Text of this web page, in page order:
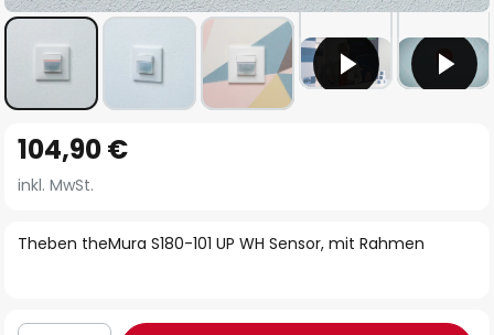
Anfang
der
springen
Theben theMura S180-101 UP WH Sensor, mit Rahmen
104,90 €
inkl. MwSt.